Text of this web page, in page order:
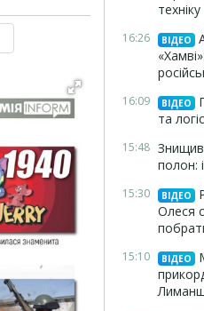
16:26 ВІДЕО
16:09 ВІДЕО
та
15:48 Знищив
полон:
15:30 ВІДЕО
Олеся
15:10 ВІДЕО